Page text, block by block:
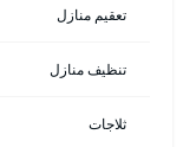
تعقيم منازل
تنظيف منازل
ثلاجات